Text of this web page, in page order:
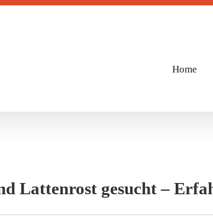
Home
Lattenrost gesucht –